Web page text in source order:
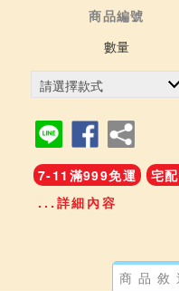
商品編號
數量
7-11滿999免運
宅
...詳細內容
商品敘